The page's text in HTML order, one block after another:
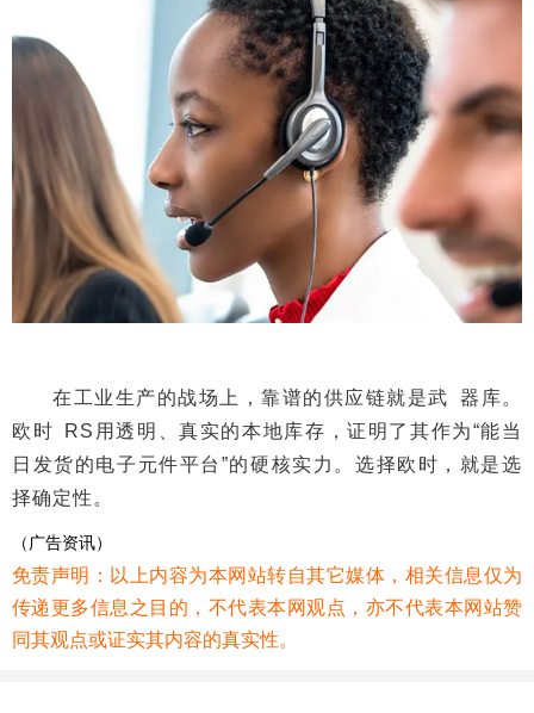
在工业生产的战场上，靠谱的供应链就是武 器库。
欧时 RS用透明、真实的本地库存，证明了其作为“能当
日发货的电子元件平台”的硬核实力。选择欧时，就是选
择确定性。
（广告资讯）
免责声明：以上内容为本网站转自其它媒体，相关信息仅为
传递更多信息之目的，不代表本网观点，亦不代表本网站赞
同其观点或证实其内容的真实性。